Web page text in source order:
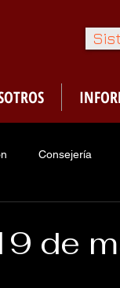
Consejería
de